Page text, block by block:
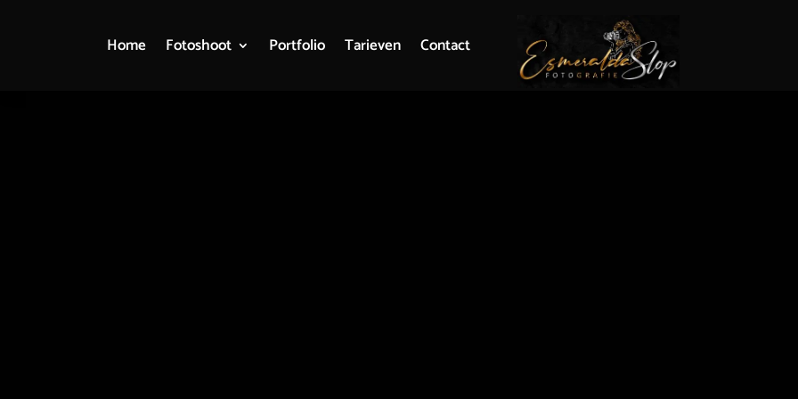
Home Fotoshoot Portfolio Tarieven Contact